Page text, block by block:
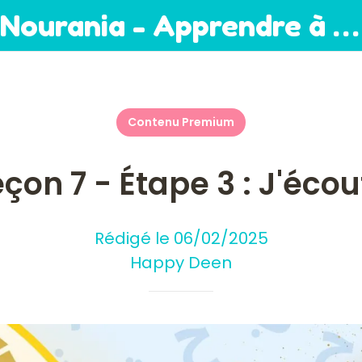
Nourania - Apprendre à lire
Contenu Premium
7 - Étape 3 :
Rédigé le 06/02/2025
Happy Deen